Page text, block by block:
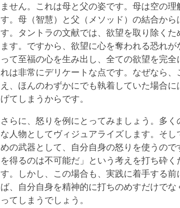
ません。これは母と父の姿です。母は空の
す。母（智慧）と父（メソッド）の結合か
す。タントラの文献では、欲望を取り除く
ます。ですから、欲望に心を奪われる恐れ
って至福の心を生み出し、全ての欲望を完
れは非常にデリケートな点です。なぜなら
え、ほんのわずかにでも執着していた場合
げてしまうからです。
さらに、怒りを例にとってみましょう。多
な人物としてヴィジュアライズします。そ
めの武器として、自分自身の怒りを使うの
を得るのは不可能だ」という考えを打ち砕
す。しかし、この場合も、実践に着手する
ば、自分自身を精神的に打ちのめすだけで
ってしまうでしょう。